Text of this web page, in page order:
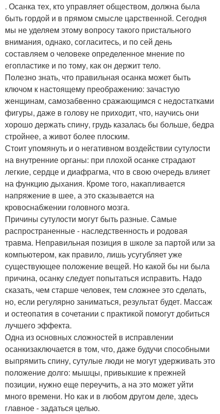
. Осанка тех, кто управляет обществом, должна была
быть гордой и в прямом смысле царственной. Сегодня
мы не уделяем этому вопросу такого пристального
внимания, однако, согласитесь, и по сей день
составляем о человеке определенное мнение по
егопластике и по тому, как он держит тело.
Полезно знать, что правильная осанка может быть
ключом к настоящему преображению: зачастую
женщинам, самозабвенно сражающимся с недостатками
фигуры, даже в голову не приходит, что, научись они
хорошо держать спину, грудь казалась бы больше, бедра
стройнее, а живот более плоским.
Стоит упомянуть и о негативном воздействии сутулости
на внутренние органы: при плохой осанке страдают
легкие, сердце и диафрагма, что в свою очередь влияет
на функцию дыхания. Кроме того, накапливается
напряжение в шее, а это сказывается на
кровоснабжении головного мозга.
Причины сутулости могут быть разные. Самые
распространенные - наследственность и родовая
травма. Неправильная позиция в школе за партой или за
компьютером, как правило, лишь усугубляет уже
существующее положение вещей. Но какой бы ни была
причина, осанку следует попытаться исправить. Надо
сказать, чем старше человек, тем сложнее это сделать,
но, если регулярно заниматься, результат будет. Массаж
и остеопатия в сочетании с практикой помогут добиться
лучшего эффекта.
Одна из основных сложностей в исправлении
осанкизаключается в том, что, даже будучи способными
выпрямить спину, сутулые люди не могут удерживать это
положение долго: мышцы, привыкшие к прежней
позиции, нужно еще переучить, а на это может уйти
много времени. Но как и в любом другом деле, здесь
главное - задаться целью.